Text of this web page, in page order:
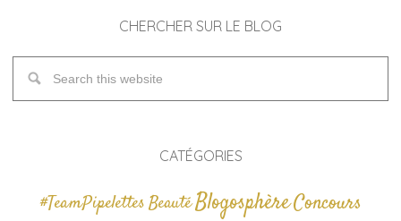
CHERCHER SUR LE BLOG
CATÉGORIES
#TeamPipelettesBeautéBlogosphèreConcours